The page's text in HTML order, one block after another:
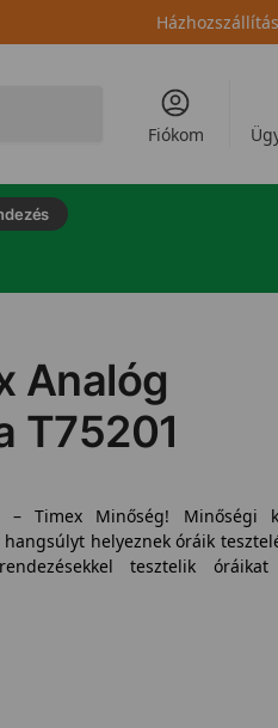
Házhozszállítás
Fiókom
Analóg
T75201
– Timex Minőség! Minőségi
helyeznek óráik
tesztelik óráikat